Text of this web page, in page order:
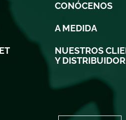
CONÓCENOS
A MEDIDA
NUESTROS
Y